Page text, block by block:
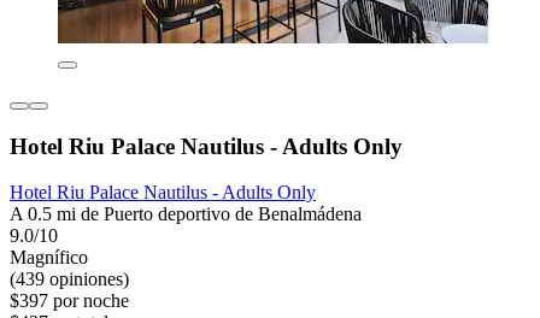
Hotel Riu Palace Nautilus - Adults Only
Hotel Riu Palace Nautilus - Adults Only
A 0.5 mi de Puerto deportivo de Benalmádena
9.0/10
Magnífico
(439 opiniones)
$397 por noche